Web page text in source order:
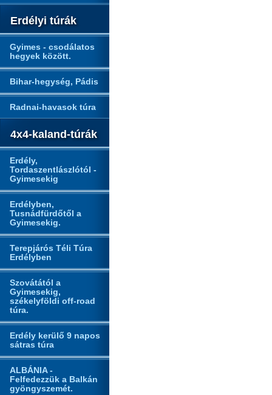
Erdélyi túrák
Gyimes - csodálatos
hegyek között.
Bihar-hegység, Pádis
Radnai-havasok túra
4x4-kaland-túrák
Erdély,
Tordaszentlászlótól -
Gyimesekig
Erdélyben,
Tusnádfürdőtől a
Gyimesekig.
Terepjárós Téli Túra
Erdélyben
Szovátától a
Gyimesekig,
székelyföldi off-road
túra.
Erdély kerülő 9 napos
sátras túra
ALBÁNIA -
Felfedezzük a Balkán
gyöngyszemét.